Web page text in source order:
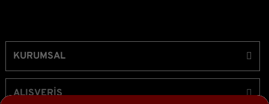
KURUMSAL
ALIŞVERİŞ